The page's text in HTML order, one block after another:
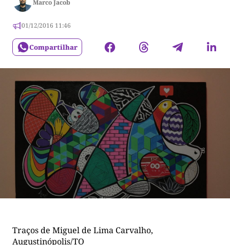
Marco Jacob
01/12/2016 11:46
Compartilhar
Traços de Miguel de Lima Carvalho,
Augustinópolis/TO